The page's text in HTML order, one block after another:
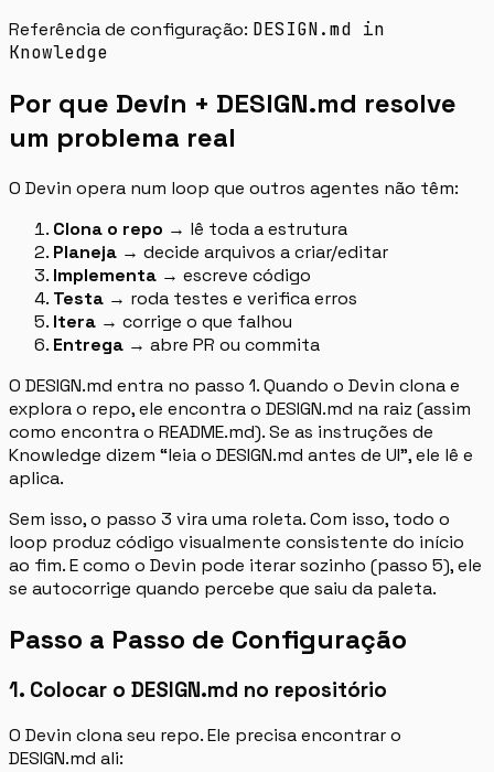
Referência de configuração: DESIGN.md in
Knowledge
Por que Devin + DESIGN.md resolve
um problema real
O Devin opera num loop que outros agentes não têm:
Clona o repo → lê toda a estrutura
Planeja → decide arquivos a criar/editar
Implementa → escreve código
Testa → roda testes e verifica erros
Itera → corrige o que falhou
Entrega → abre PR ou commita
O DESIGN.md entra no passo 1. Quando o Devin clona e
explora o repo, ele encontra o DESIGN.md na raiz (assim
como encontra o README.md). Se as instruções de
Knowledge dizem “leia o DESIGN.md antes de UI”, ele lê e
aplica.
Sem isso, o passo 3 vira uma roleta. Com isso, todo o
loop produz código visualmente consistente do início
ao fim. E como o Devin pode iterar sozinho (passo 5), ele
se autocorrige quando percebe que saiu da paleta.
Passo a Passo de Configuração
1. Colocar o DESIGN.md no repositório
O Devin clona seu repo. Ele precisa encontrar o
DESIGN.md ali: